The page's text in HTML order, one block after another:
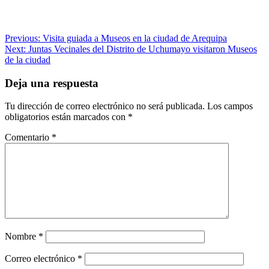
Navegación
de
Previous: Visita guiada a Museos en la ciudad de Arequipa
Next: Juntas Vecinales del Distrito de Uchumayo visitaron Museos
de la ciudad
Deja una respuesta
Tu dirección de correo electrónico no será publicada. Los campos
obligatorios están marcados con *
Comentario *
Nombre *
Correo electrónico *